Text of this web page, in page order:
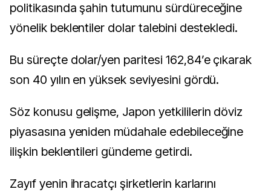
politikasında şahin tutumunu sürdüreceğine
yönelik beklentiler dolar talebini destekledi.
Bu süreçte dolar/yen paritesi 162,84’e çıkarak
son 40 yılın en yüksek seviyesini gördü.
Söz konusu gelişme, Japon yetkililerin döviz
piyasasına yeniden müdahale edebileceğine
ilişkin beklentileri gündeme getirdi.
Zayıf yenin ihracatçı şirketlerin karlarını